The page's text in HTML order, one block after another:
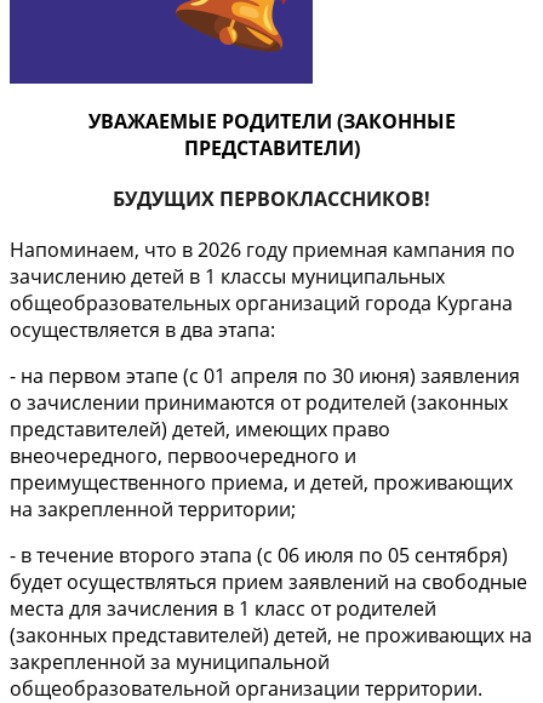
УВАЖАЕМЫЕ РОДИТЕЛИ (ЗАКОННЫЕ
ПРЕДСТАВИТЕЛИ)
БУДУЩИХ ПЕРВОКЛАССНИКОВ!
Напоминаем, что в 2026 году приемная кампания по
зачислению детей в 1 классы муниципальных
общеобразовательных организаций города Кургана
осуществляется в два этапа:
- на первом этапе (с 01 апреля по 30 июня) заявления
о зачислении принимаются от родителей (законных
представителей) детей, имеющих право
внеочередного, первоочередного и
преимущественного приема, и детей, проживающих
на закрепленной территории;
- в течение второго этапа (с 06 июля по 05 сентября)
будет осуществляться прием заявлений на свободные
места для зачисления в 1 класс от родителей
(законных представителей) детей, не проживающих на
закрепленной за муниципальной
общеобразовательной организации территории.